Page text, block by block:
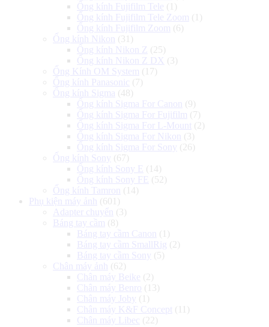
Ống kính Fujifilm Tele (1)
Ống kính Fujifilm Tele Zoom (1)
Ống kính Fujifilm Zoom (6)
Ống kính Nikon
(31)
Ống kính Nikon Z (25)
Ống kính Nikon Z DX (3)
Ống Kính OM System (17)
Ống kính Panasonic (7)
Ống kính Sigma (48)
Ống kính Sigma For Canon
(9)
Ống kính Sigma For Fujifilm (7)
Ống kính Sigma For L-Mount (2)
Ống kính Sigma For Nikon
(3)
Ống kính Sigma For Sony (26)
Ống kính Sony (67)
Ống kính Sony E
(14)
Ống kính Sony FE
(52)
Ống kính Tamron
(14)
Phụ kiện máy ảnh
(601)
Adapter chuyển
(3)
Báng tay cầm (8)
Báng tay cầm Canon
(1)
Báng tay cầm SmallRig (2)
Báng tay cầm Sony (5)
Chân máy ảnh
(62)
Chân máy Beike (2)
Chân máy Benro (13)
Chân máy Joby (1)
Chân máy K&F Concept (11)
Chân máy Libec (22)